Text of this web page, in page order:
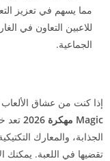
مما يسهم في تعزيز
للاعبين التعاون في
الجماعية.
إذا كنت من عشاق الألعاب
Magic مهكرة 2026
تعد
الجذابة، والمعارك